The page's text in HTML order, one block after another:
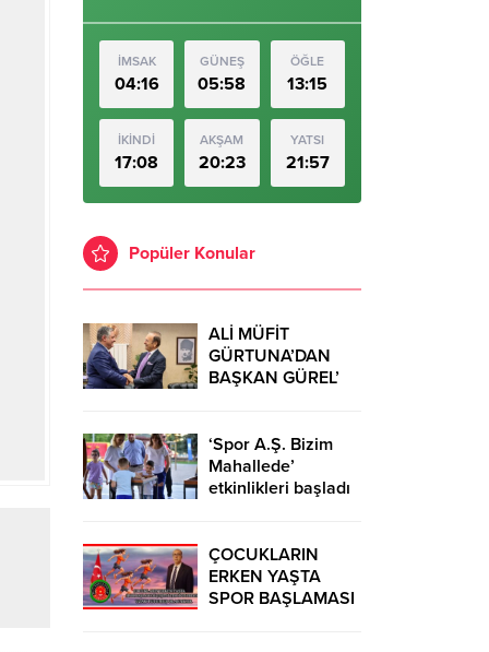
İMSAK
04:16
GÜNEŞ
05:58
ÖĞLE
13:15
İKİNDİ
17:08
AKŞAM
20:23
YATSI
21:57
Popüler Konular
ALİ MÜFİT
GÜRTUNA’DAN
BAŞKAN GÜREL’
‘Spor A.Ş. Bizim
Mahallede’
etkinlikleri başladı
ÇOCUKLARIN
ERKEN YAŞTA
SPOR BAŞLAMASI